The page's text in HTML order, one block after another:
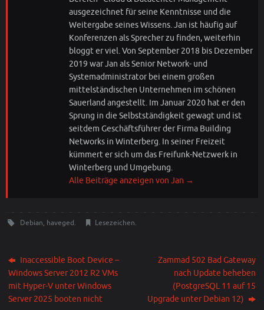
ausgezeichnet für seine Kenntnisse und die
Weitergabe seines Wissens. Jan ist häufig auf
Konferenzen als Sprecher zu finden, weiterhin
bloggt er viel. Von September 2018 bis Dezember
2019 war Jan als Senior Network- und
Systemadministrator bei einem großen
mittelständischen Unternehmen im schönen
Sauerland angestellt. Im Januar 2020 hat er den
Sprung in die Selbstständigkeit gewagt und ist
seitdem Geschäftsführer der Firma Building
Networks in Winterberg. In seiner Freizeit
kümmert er sich um das Freifunk-Netzwerk in
Winterberg und Umgebung.
Alle Beiträge anzeigen von Jan →
Debian, haveged. Lesezeichen.
Inaccessible Boot Device –
Windows Server 2012 R2 VMs
mit Hyper-V unter Windows
Server 2025 booten nicht
Zammad 502 Bad Gateway
nach Update beheben
(PostgreSQL 11 auf 15
Upgrade unter Debian 12)